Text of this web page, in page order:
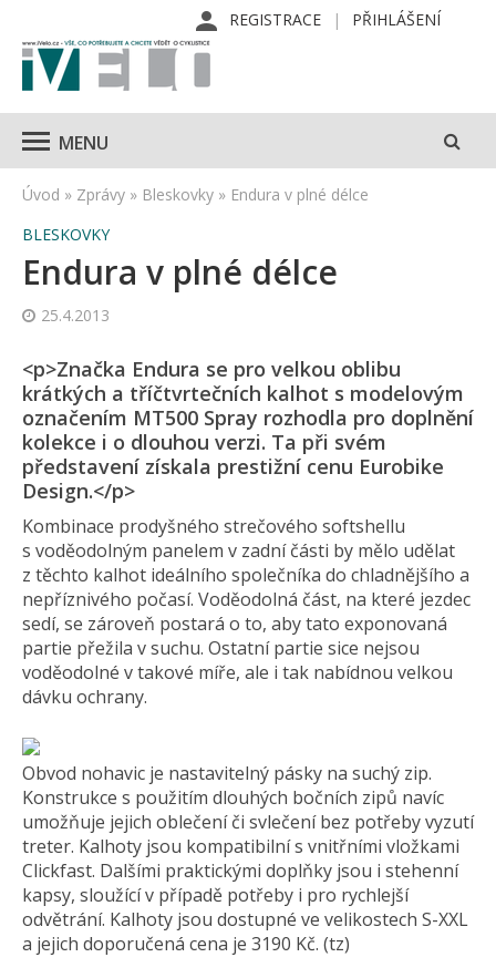
REGISTRACE PŘIHLÁŠENÍ
MENU
Úvod » Zprávy » Bleskovky » Endura v plné délce
BLESKOVKY
Endura v plné délce
25.4.2013
<p>Značka Endura se pro velkou oblibu
krátkých a tříčtvrtečních kalhot s modelovým
označením MT500 Spray rozhodla pro doplnění
kolekce i o dlouhou verzi. Ta při svém
představení získala prestižní cenu Eurobike
Design.</p>
Kombinace prodyšného strečového softshellu
s voděodolným panelem v zadní části by mělo udělat
z těchto kalhot ideálního společníka do chladnějšího a
nepříznivého počasí. Voděodolná část, na které jezdec
sedí, se zároveň postará o to, aby tato exponovaná
partie přežila v suchu. Ostatní partie sice nejsou
voděodolné v takové míře, ale i tak nabídnou velkou
dávku ochrany.
Obvod nohavic je nastavitelný pásky na suchý zip.
Konstrukce s použitím dlouhých bočních zipů navíc
umožňuje jejich oblečení či svlečení bez potřeby vyzutí
treter. Kalhoty jsou kompatibilní s vnitřními vložkami
Clickfast. Dalšími praktickými doplňky jsou i stehenní
kapsy, sloužící v případě potřeby i pro rychlejší
odvětrání. Kalhoty jsou dostupné ve velikostech S-XXL
a jejich doporučená cena je 3190 Kč. (tz)